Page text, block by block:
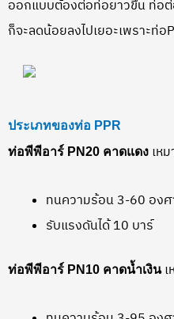
ออกแบบต้องต่อท่อยาวขึ้น ท่อ
ก็จะลดน้อยลงไปเยอะเพราะท่
ประเภทของท่อ PPR
ท่อพีพีอาร์ PN20 คาดแดง เห
ทนความร้อน 3-60 องศ
รับแรงดันได้ 10 บาร์
ท่อพีพีอาร์ PN10 คาดน้ำเงินเ